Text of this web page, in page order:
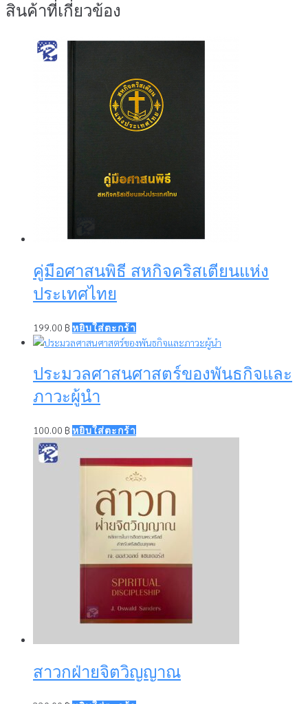
สินค้าที่เกี่ยวข้อง
คู่มือศาสนพิธี สหกิจคริสเตียนแห่ง
ประเทศไทย
199.00 ฿ หยิบใส่ตะกร้า
ประมวลศาสนศาสตร์ของพันธกิจและ
ภาวะผู้นำ
100.00 ฿ หยิบใส่ตะกร้า
สาวกฝ่ายจิตวิญญาณ